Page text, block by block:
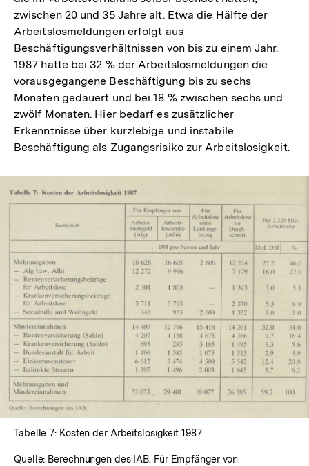
zwischen 20 und 35 Jahre alt. Etwa die Hälfte der
Arbeitslosmeldungen erfolgt aus
Beschäftigungsverhältnissen von bis zu einem Jahr.
1987 hatte bei 32 % der Arbeitslosmeldungen die
vorausgegangene Beschäftigung bis zu sechs
Monaten gedauert und bei 18 % zwischen sechs und
zwölf Monaten. Hier bedarf es zusätzlicher
Erkenntnisse über kurzlebige und instabile
Beschäftigung als Zugangsrisiko zur Arbeitslosigkeit.
Lightbox
öffnen
Tabelle 7: Kosten der Arbeitslosigkeit 1987
Quelle: Berechnungen des IAB. Für Empfänger von